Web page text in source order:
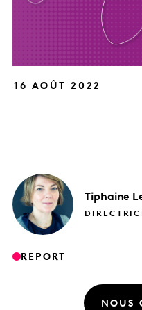
16 AOÛT 2022
Tiphaine
REPORT
NOUS